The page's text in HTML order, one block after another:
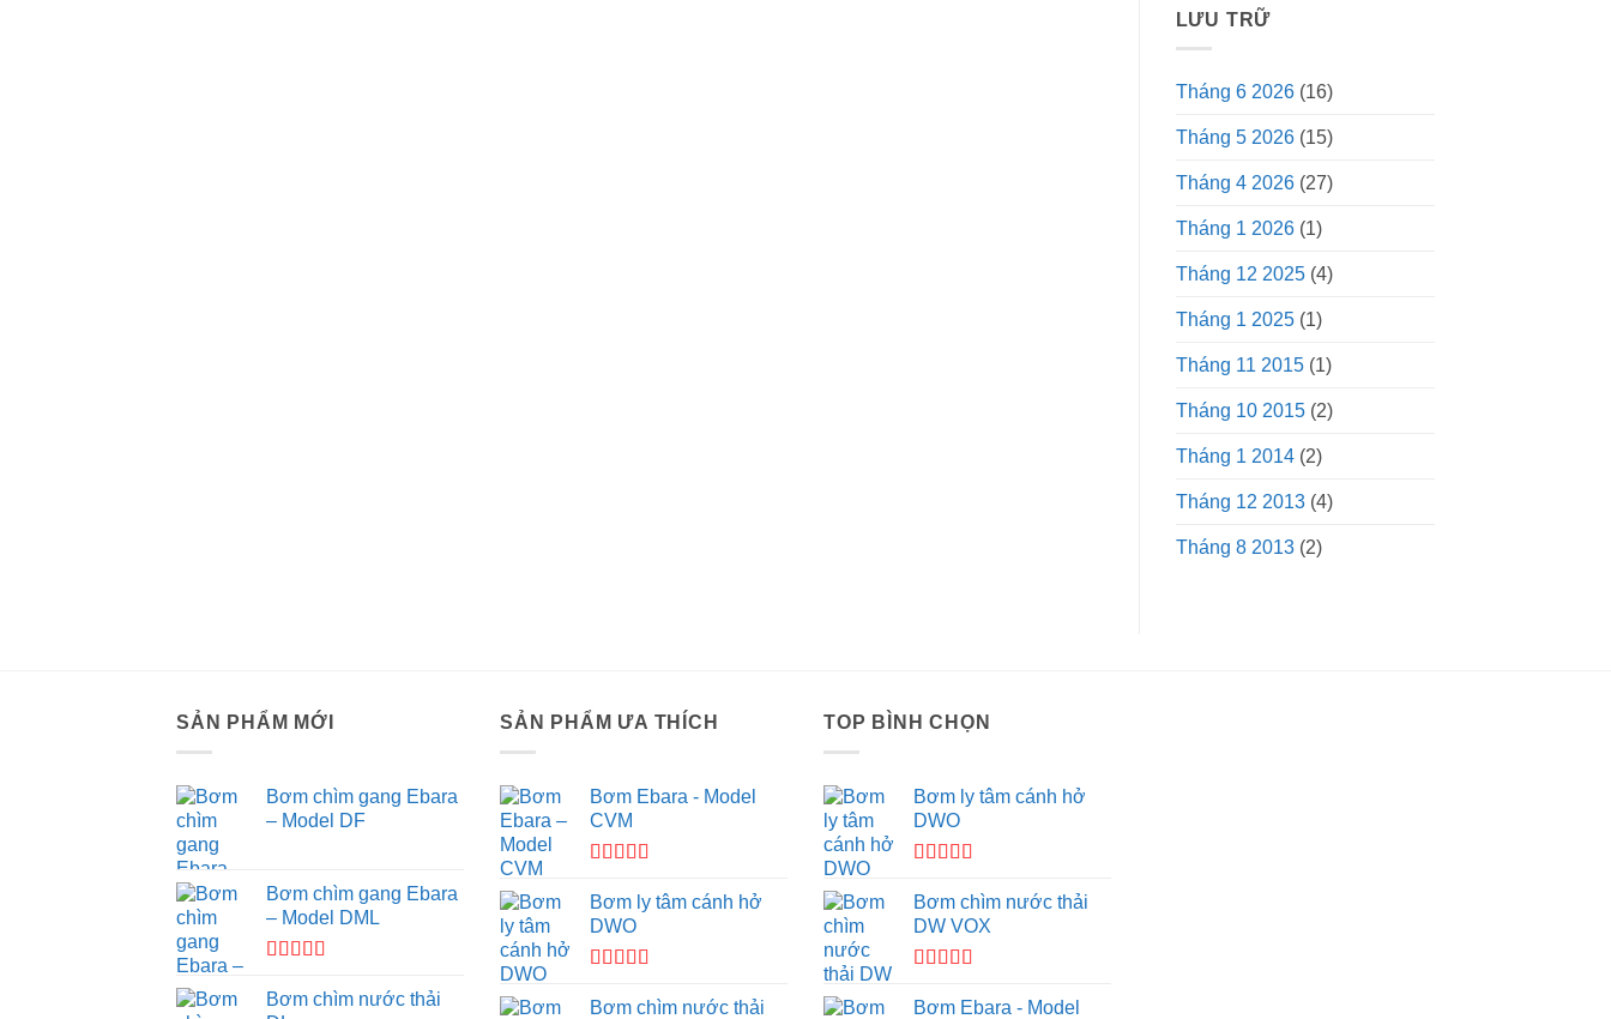
LƯU TRỮ
Tháng 6 2026(16)
Tháng 5 2026(15)
Tháng 4 2026(27)
Tháng 1 2026(1)
Tháng 12 2025(4)
Tháng 1 2025(1)
Tháng 11 2015(1)
Tháng 10 2015(2)
Tháng 1 2014(2)
Tháng 12 2013(4)
Tháng 8 2013(2)
SẢN PHẨM MỚI
Bơm chìm gang Ebara
– Model DF
Bơm chìm gang Ebara
– Model DML
xếp hạng
Bơm chìm nước thải
SẢN PHẨM ƯA THÍCH
Bơm Ebara - Model
CVM
hạng 4.33
5 sao
Bơm ly tâm cánh hở
DWO
hạng 5.005
Bơm chìm nước thải
TOP BÌNH CHỌN
Bơm ly tâm cánh hở
DWO
hạng 5.005
sao
Bơm chìm nước thải
DW VOX
hạng 4.50
Bơm Ebara - Model